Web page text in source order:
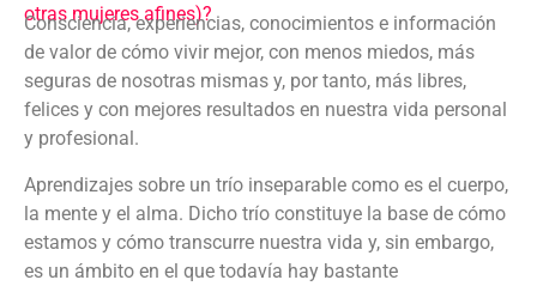
otras mujeres afines)?
Consciencia, experiencias, conocimientos e información
de valor de cómo vivir mejor, con menos miedos, más
seguras de nosotras mismas y, por tanto, más libres,
felices y con mejores resultados en nuestra vida personal
y profesional.
Aprendizajes sobre un trío inseparable como es el cuerpo,
la mente y el alma. Dicho trío constituye la base de cómo
estamos y cómo transcurre nuestra vida y, sin embargo,
es un ámbito en el que todavía hay bastante